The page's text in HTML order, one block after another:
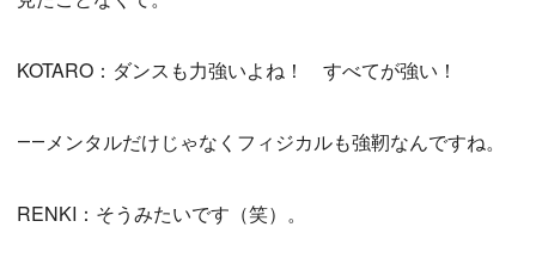
KOTARO：ダンスも力強いよね！ すべてが強い！
――メンタルだけじゃなくフィジカルも強靭なんですね。
RENKI：そうみたいです（笑）。